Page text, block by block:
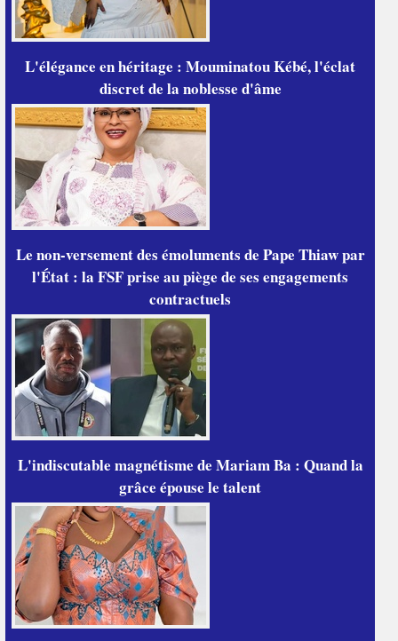
L'élégance en héritage : Mouminatou Kébé, l'éclat
discret de la noblesse d'âme
Le non-versement des émoluments de Pape Thiaw par
l'État : la FSF prise au piège de ses engagements
contractuels
L'indiscutable magnétisme de Mariam Ba : Quand la
grâce épouse le talent